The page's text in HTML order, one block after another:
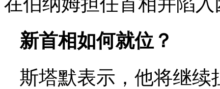
新首相如何就位？
斯塔默表示，他将继续